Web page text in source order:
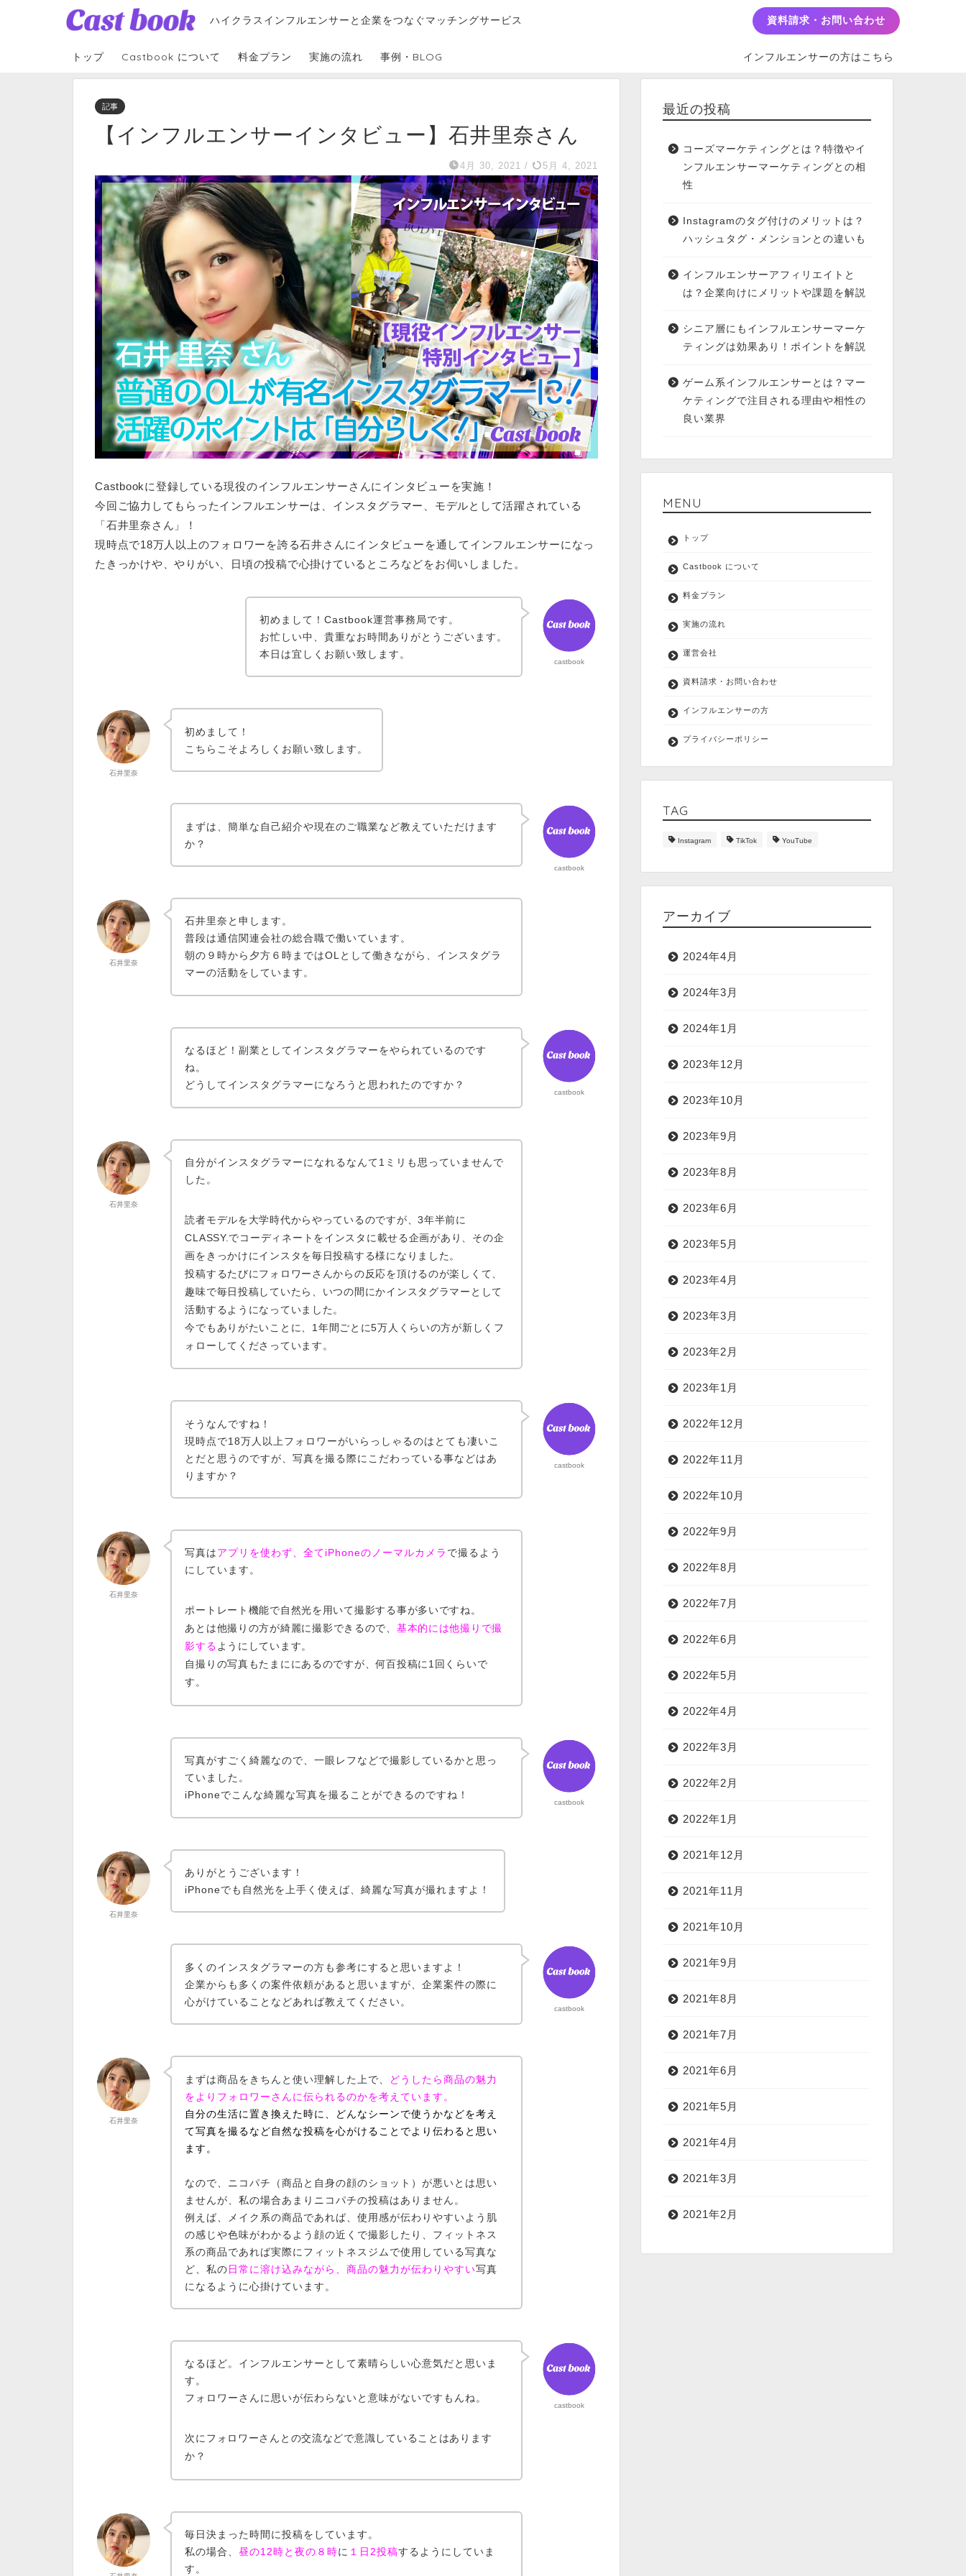
ハイクラスインフルエンサーと企業をつなぐマッチングサービス 資料請求・お問い合わせ
トップ Castbook について 料金プラン 実施の流れ 事例・BLOG インフルエンサーの方はこちら
記事
【インフルエンサーインタビュー】石井里奈さん
4月 30, 2021 / 5月 4, 2021
Castbookに登録している現役のインフルエンサーさんにインタビューを実施！
今回ご協力してもらったインフルエンサーは、インスタグラマー、モデルとして活躍されている
「石井里奈 さん」！
現時点で18万人以上のフォロワーを誇る石井さんにインタビューを通して インフルエンサーになっ
たきっかけや、やりがい、日頃の投稿で心掛けているところなどをお伺いしました。
castbook
初めまして！Castbook運営事務局です。
お忙しい中、貴重なお時間ありがとうございます。
本日は宜しくお願い致します。
石井里奈
初めまして！
こちらこそよろしくお願い致します。
castbook
まずは、簡単な自己紹介や現在のご職業など教えていただけます
か？
石井里奈
石井里奈と申します。
普段は通信関連会社の総合職で働いています。
朝の９時から夕方６時まではOLとして働きながら 、インスタグラ
マーの活動をしています。
castbook
なるほど！副業としてインスタグラマーをやられているのです
ね。
どうしてインスタグラマーになろうと思われたのですか？
石井里奈
自分がインスタグラマーになれるなんて1ミリも思っていませんで
した。
読者モデルを大学時代からやっているのですが、3年半前に
CLASSY.でコーディネートをインスタに載せる企画があり、 その企
画をきっかけにインスタを毎日投稿する様になりました。
投稿するたびにフォロワーさんからの反応を頂けるのが楽しくて、
趣味で毎日投稿していたら、いつの間にかインスタグラマーとして
活動するようになっていました。
今でもありがたいことに、 1年間ごとに5万人くらいの方が新しくフ
ォロー してくださっています。
castbook
そうなんですね！
現時点で18万人以上フォロワーがいらっしゃるのはとても凄いこ
とだと思うのですが、写真を撮る際にこだわっている事などはあ
りますか？
石井里奈
写真はアプリを使わず、全てiPhoneのノーマルカメラ で撮るよう
にしています。
ポートレート機能で自然光を用いて撮影する事が多いですね。
あとは他撮りの方が綺麗に撮影できるので、 基本的には他撮りで撮
影するようにしています。
自撮りの写真もたまににあるのですが、何百投稿に1回くらいで
す。
castbook
写真がすごく綺麗なので、一眼レフなどで撮影しているかと思っ
ていました。
iPhoneでこんな綺麗な写真を撮ることができるのですね！
石井里奈
ありがとうございます！
iPhoneでも自然光を上手く使えば 、綺麗な写真が撮れますよ！
castbook
多くのインスタグラマーの方も参考にすると思いますよ！
企業からも多くの案件依頼があると思いますが、企業案件の際に
心がけていることなどあれば教えてください。
石井里奈
まずは商品をきちんと使い理解 した上で、
どうしたら商品の魅力
をよりフォロワーさんに伝られるのかを考えています。
自分の生活に置き換えた時に、どんなシーンで使うかなどを考え
て写真を撮るなど自然な投稿を心がけることでより伝わると思い
ます。
なので、ニコパチ（商品と自身の顔のショット）が悪いとは思い
ませんが、私の場合あまりニコパチの投稿はありません。
例えば、
メイク系の商品であれば、使用感が伝わりやすいよう肌
の感じや色味がわかるよう顔の近くで撮影 したり、 フィットネス
系の商品であれば実際にフィットネスジムで使用している写真な
ど、私の日常に溶け込みながら、商品の魅力が伝わりやすい写真
になるように心掛けています。
castbook
なるほど。インフルエンサーとして素晴らしい心意気だと思いま
す。
フォロワーさんに思いが伝わらないと意味がないですもんね。
次にフォロワーさんとの交流などで意識していることはあります
か？
毎日決まった時間に投稿をしています。
私の場合、昼の12時と夜の８時に １日2投稿するようにしていま
す。
最近の投稿
コーズマーケティングとは？特徴やイ
ンフルエンサーマーケティングとの相
性
Instagramのタグ付けのメリットは？
ハッシュタグ・メンションとの違いも
インフルエンサーアフィリエイトと
は？企業向けにメリットや課題を解説
シニア層にもインフルエンサーマーケ
ティングは効果あり！ポイントを解説
ゲーム系インフルエンサーとは？マー
ケティングで注目される理由や相性の
良い業界
MENU
トップ
Castbook について
料金プラン
実施の流れ
運営会社
資料請求・お問い合わせ
インフルエンサーの方
プライバシーポリシー
TAG
Instagram TikTok YouTube
アーカイブ
2024年4月
2024年3月
2024年1月
2023年12月
2023年10月
2023年9月
2023年8月
2023年6月
2023年5月
2023年4月
2023年3月
2023年2月
2023年1月
2022年12月
2022年11月
2022年10月
2022年9月
2022年8月
2022年7月
2022年6月
2022年5月
2022年4月
2022年3月
2022年2月
2022年1月
2021年12月
2021年11月
2021年10月
2021年9月
2021年8月
2021年7月
2021年6月
2021年5月
2021年4月
2021年3月
2021年2月